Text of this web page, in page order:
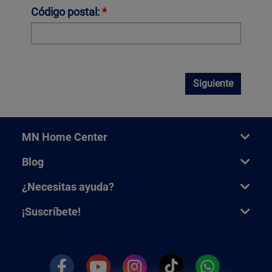
Código postal:*
Siguiente
MN Home Center
Blog
¿Necesitas ayuda?
¡Suscríbete!